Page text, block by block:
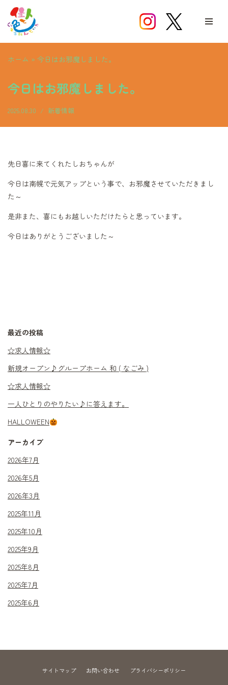
コ
ン
へ
ッ
ホーム » 今日はお邪魔しました。
今日はお邪魔しました。
2025.08.30 新着情報
先日喜に来てくれたしおちゃんが
今日は南幌で元気アップという事で、お邪魔させていただきまし
た～
是非また、喜にもお越しいただけたらと思っています。
今日はありがとうございました～
最近の投稿
☆求人情報☆
新規オープン♪グループホーム 和 ( なごみ )
☆求人情報☆
一人ひとりのやりたい♪に答えます。
HALLOWEEN
アーカイブ
2026年7月
2026年5月
2026年3月
2025年11月
2025年10月
2025年9月
2025年8月
2025年7月
2025年6月
サイトマップ お問い合わせ プライバシーポリシー